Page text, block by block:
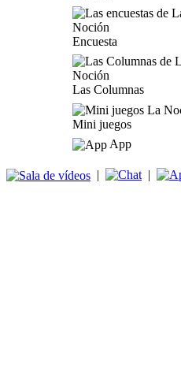
Encuesta
Las Columnas
Mini juegos
App
| |